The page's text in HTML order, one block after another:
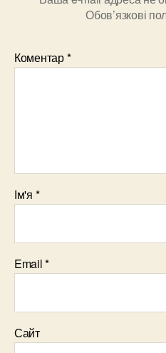
Обов’язкові
Коментар*
Ім'я *
Email*
Сайт